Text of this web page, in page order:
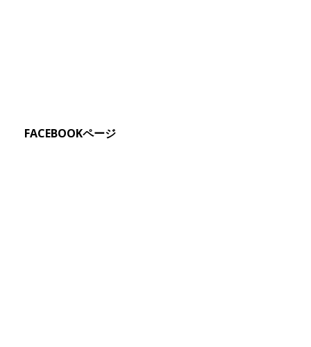
FACEBOOKページ